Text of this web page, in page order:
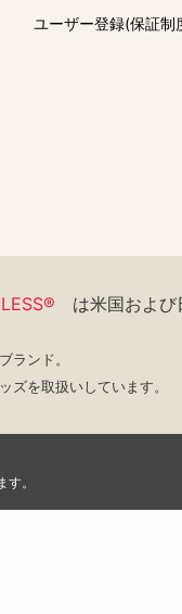
ユーザー登録(保証制
は米国および
ランド。
ズを取扱いしています。
。